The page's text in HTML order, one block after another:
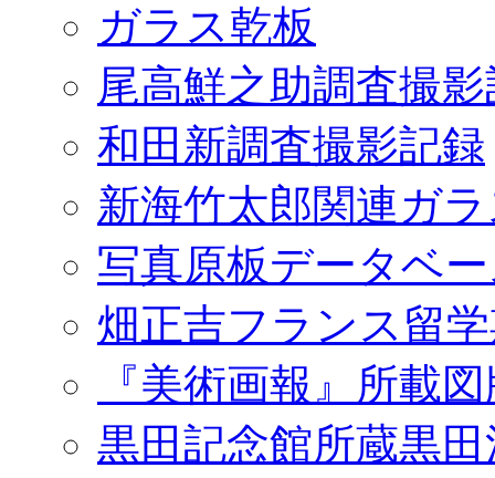
ガラス乾板
尾高鮮之助調査撮
和田新調査撮影記録
新海竹太郎関連ガ
写真原板データベ
畑正吉フランス留
『美術画報』所載
黒田記念館所蔵黒